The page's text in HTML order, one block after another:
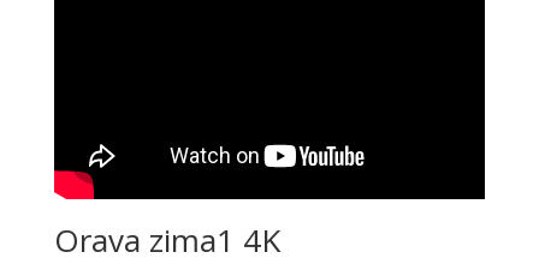
Orava zima1 4K